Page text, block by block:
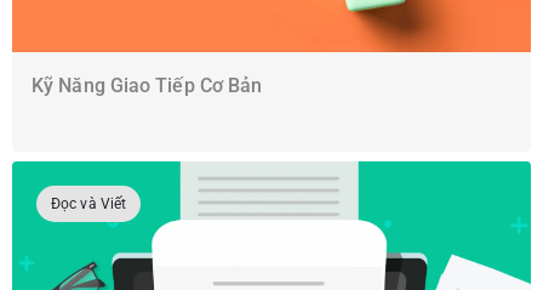
Kỹ Năng Giao Tiếp Cơ Bản
Đọc và Viết